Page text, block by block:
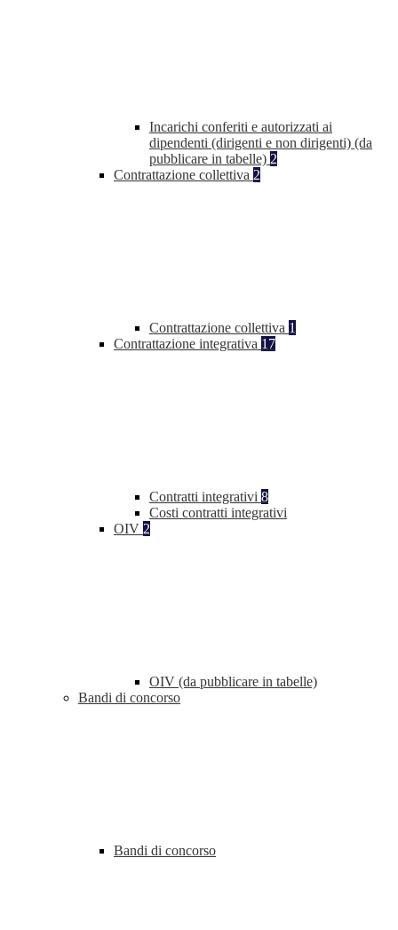
Incarichi conferiti e autorizzati ai
dipendenti (dirigenti e non dirigenti) (da
pubblicare in tabelle) 2
Contrattazione collettiva 2
Contrattazione collettiva 1
Contrattazione integrativa 17
Contratti integrativi 8
Costi contratti integrativi
OIV 2
OIV (da pubblicare in tabelle)
Bandi di concorso
Bandi di concorso